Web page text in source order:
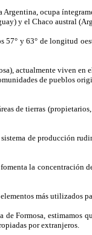
ocupa
y el Chaco austral
y 63° de longitud
actualmente viven
de pueblos
de tierras
de producción
la concentración
más
Formosa, estimamos
por extranjeros.